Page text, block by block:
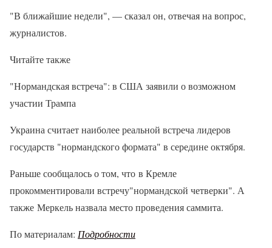
"В ближайшие недели", — сказал он, отвечая на вопрос,
журналистов.
Читайте также
"Нормандская встреча": в США заявили о возможном
участии Трампа
Украина считает наиболее реальной встреча лидеров
государств "нормандского формата" в середине октября.
Раньше сообщалось о том, что в Кремле
прокомментировали встречу"нормандской четверки". А
также Меркель назвала место проведения саммита.
По материалам: Подробности